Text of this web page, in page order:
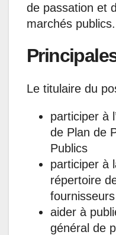
de passation et
marchés publics.
Le titulaire du
participer à
de Plan de
Publics
participer à
répertoire
aider à
général de